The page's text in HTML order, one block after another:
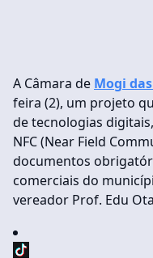
A Câmara de Mogi
feira (2), um projeto
de tecnologias
NFC (Near Field
documentos
comerciais do
vereador Prof. Edu